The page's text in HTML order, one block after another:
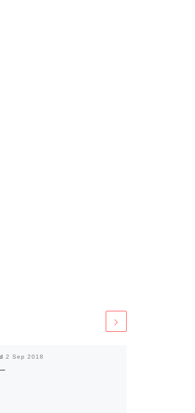
2 Sep 2018